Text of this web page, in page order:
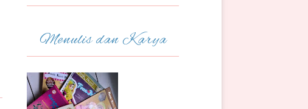
Menulis dan Karya